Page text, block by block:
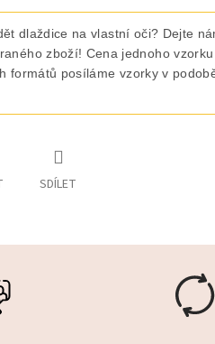
dlaždice na vlastní oči? Dejte
zboží! Cena jednoho
formátů posíláme vzorky v
SDÍLET